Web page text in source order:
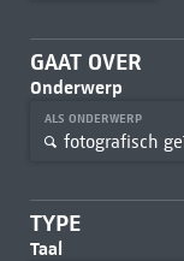
GAAT OVER
Onderwerp
ALS ONDERWERP
fotografisch
TYPE
Taal